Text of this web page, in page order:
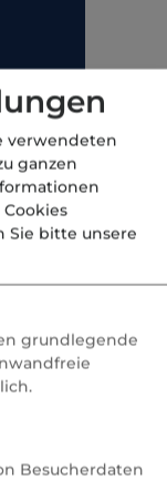
wurden,
verwendeten
ganzen
Sie bitte unsere
grundlegende
Besucherdaten